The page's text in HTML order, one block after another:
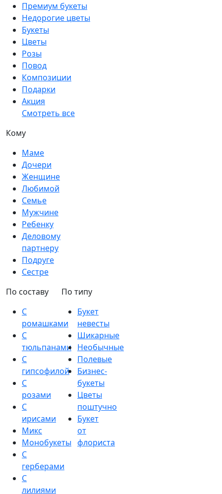
Премиум букеты
Недорогие цветы
Букеты
Цветы
Розы
Повод
Композиции
Подарки
Акция
Смотреть все
Кому
Маме
Дочери
Женщине
Любимой
Семье
Мужчине
Ребенку
Деловому
партнеру
Подруге
Сестре
По составу
С
ромашками
С
тюльпанами
С
гипсофилой
С
розами
С
ирисами
Микс
Монобукеты
С
герберами
С
лилиями
По типу
Букет
невесты
Шикарные
Необычные
Полевые
Бизнес-
букеты
Цветы
поштучно
Букет
от
флориста